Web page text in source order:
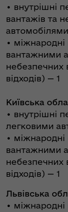
•⁠ внутрішні
вантажів та
•⁠
вантажними
небезпечних
відходів) — 1
Київська
•⁠ внутрішні
легковими
•⁠
вантажними
небезпечних
відходів) — 1
Львівська
•⁠